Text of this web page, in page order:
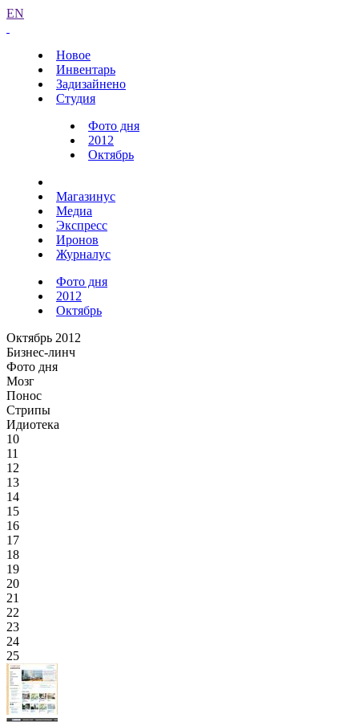
EN
Новое
Инвентарь
Задизайнено
Студия
Фото дня
2012
Октябрь
Магазинус
Медиа
Экспресс
Иронов
Журналус
Фото дня
2012
Октябрь
Октябрь 2012
Бизнес-линч
Фото дня
Мозг
Понос
Стрипы
Идиотека
10
11
12
13
14
15
16
17
18
19
20
21
22
23
24
25